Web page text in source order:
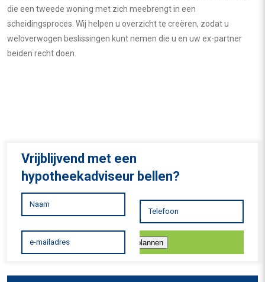
die een tweede woning met zich meebrengt in een
scheidingsproces. Wij helpen u overzicht te creëren, zodat u
weloverwogen beslissingen kunt nemen die u en uw ex-partner
beiden recht doen.
Vrijblijvend met een
hypotheekadviseur bellen?
Inplannen